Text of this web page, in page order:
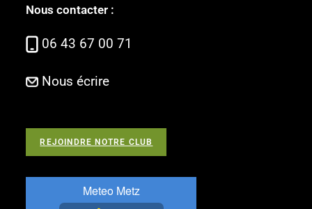
Nous contacter :
06 43 67 00 71
Nous écrire
REJOINDRE NOTRE CLUB